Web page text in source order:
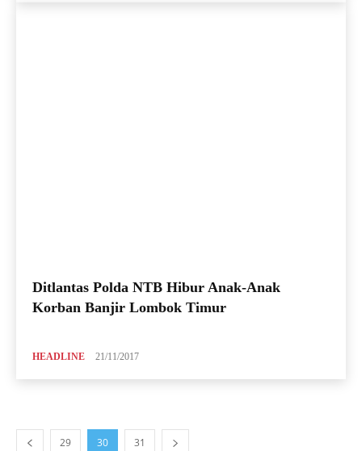
Ditlantas Polda NTB Hibur Anak-Anak
Korban Banjir Lombok Timur
HEADLINE 21/11/2017
29 30 31